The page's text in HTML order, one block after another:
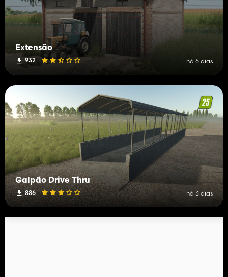
Extensão
932 há 6 dias
Galpão Drive Thru
886 há 3 dias